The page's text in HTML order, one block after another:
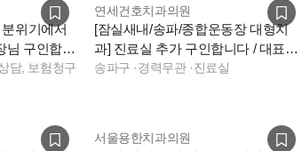
위기에서
님 구인합니
담, 보험청구
연세건호치과의원
[잠실새내/송파/종합운동장 대형치
과] 진료실 추가 구인합니다 / 대표원
장 2인 진료
송파구 ·경력무관·진료실
서울용한치과의원